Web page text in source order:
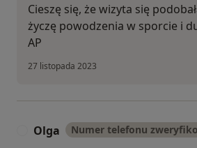
Cieszę się, że wizyta się
życzę powodzenia w sporcie i
AP
27 listopada 2023
Olga Numer telefonu